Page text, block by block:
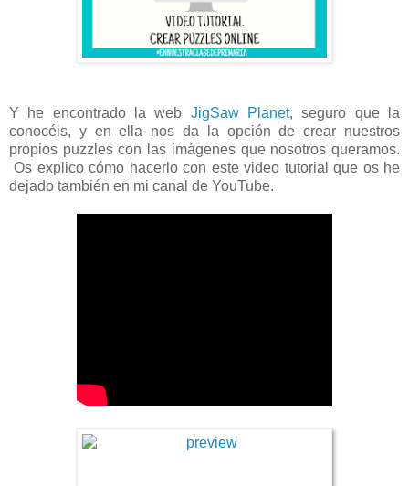
Y he encontrado la web JigSaw Planet, seguro que la
conocéis, y en ella nos da la opción de crear nuestros
propios puzzles con las imágenes que nosotros queramos.
Os explico cómo hacerlo con este video tutorial que os he
dejado también en mi canal de YouTube.